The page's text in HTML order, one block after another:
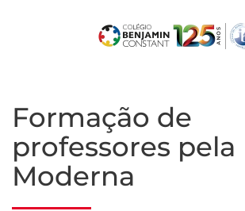
Formação de
professores pela
Moderna